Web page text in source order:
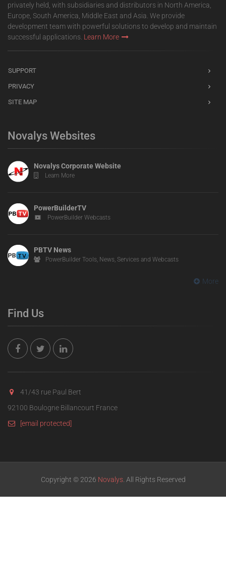
privately held, with subsidiaries and distributors in North America,
Europe, South America, Middle East and Asia. We provide
development team with powerful solutions to develop and maintain
successful applications. Learn More
SUPPORT
PRIVACY
SITE MAP
Novalys Websites
Novalys Corporate Website
Learn More
PowerBuilderTV
PowerBuilder Webcasts
PBTV News
PowerBuilder Tools, News, Services and Webcasts
More
Find Us
41/43 rue Paul Bert
92100 Boulogne Billancourt France
[email protected]
Copyright © 2026 Novalys. All Rights Reserved